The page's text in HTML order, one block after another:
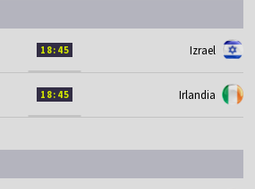
18:45 Izrael
18:45 Irlandia